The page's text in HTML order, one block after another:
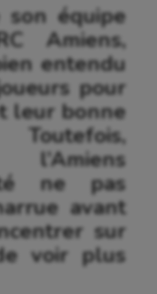
équipe
Amiens,
entendu
pour
leur bonne
ne pas
avant
sur
voir plus